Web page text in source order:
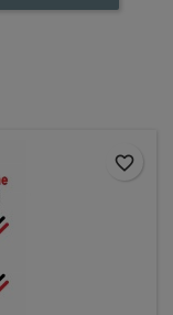
favorite_border